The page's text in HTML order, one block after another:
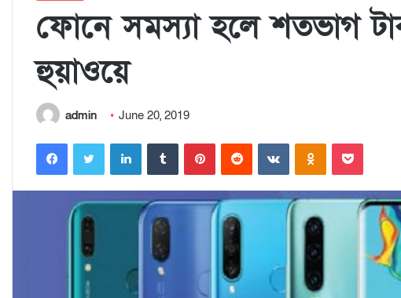
ফোনে সমস্যা হলে শতভাগ
হুয়াওয়ে
admin June 20, 2019